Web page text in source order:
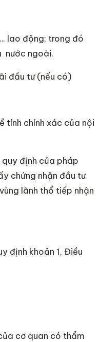
lao động; trong đó
nước ngoài.
đầu tư (nếu có)
tính chính xác của nội
quy định của pháp
chứng nhận đầu tư
lãnh thổ tiếp nhận
khoản 1, Điều
cơ quan có thẩm